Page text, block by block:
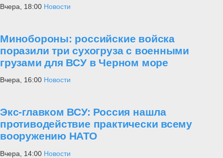
Вчера, 18:00 Новости
Минобороны: российские войска
поразили три сухогруза с военными
грузами для ВСУ в Черном море
Вчера, 16:00 Новости
Экс-главком ВСУ: Россия нашла
противодействие практически всему
вооружению НАТО
Вчера, 14:00 Новости